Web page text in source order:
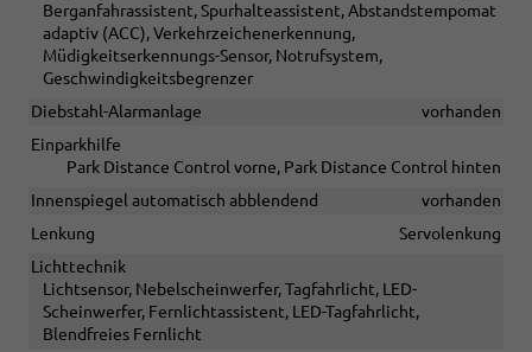
Berganfahrassistent, Spurhalteassistent, Abstandstempomat
adaptiv (ACC), Verkehrzeichenerkennung,
Müdigkeitserkennungs-Sensor, Notrufsystem,
Geschwindigkeitsbegrenzer
Diebstahl-Alarmanlage
vorhanden
Einparkhilfe
Park Distance Control vorne, Park Distance Control hinten
Innenspiegel automatisch abblendend
vorhanden
Lenkung
Servolenkung
Lichttechnik
Lichtsensor, Nebelscheinwerfer, Tagfahrlicht, LED-
Scheinwerfer, Fernlichtassistent, LED-Tagfahrlicht,
Blendfreies Fernlicht